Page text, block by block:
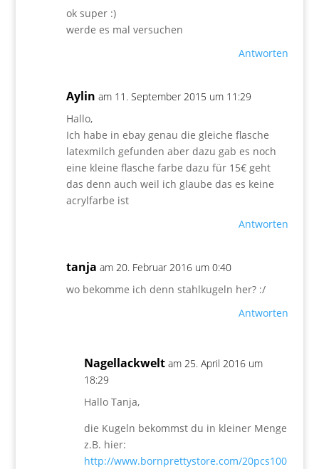
ok super :)
werde es mal versuchen
Antworten
Aylin am 11. September 2015 um 11:29
Hallo,
Ich habe in ebay genau die gleiche flasche
latexmilch gefunden aber dazu gab es noch
eine kleine flasche farbe dazu für 15€ geht
das denn auch weil ich glaube das es keine
acrylfarbe ist
Antworten
tanja am 20. Februar 2016 um 0:40
wo bekomme ich denn stahlkugeln her? :/
Antworten
Nagellackwelt am 25. April 2016 um
18:29
Hallo Tanja,
die Kugeln bekommst du in kleiner Menge
z.B. hier:
http://www.bornprettystore.com/20pcs100